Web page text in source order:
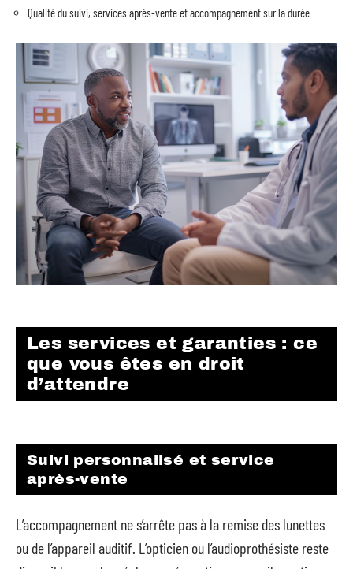
Qualité du suivi, services après-vente et accompagnement sur la durée
Les services et garanties : ce
que vous êtes en droit
d’attendre
Suivi personnalisé et service
après-vente
L’accompagnement ne s’arrête pas à la remise des lunettes
ou de l’appareil auditif. L’opticien ou l’audioprothésiste reste